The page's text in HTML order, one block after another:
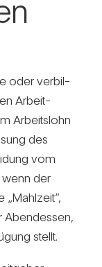
oder ver­bil­
Arbeit­
Arbeits­lohn
des
vom
wenn der
Abend­essen,
stellt.